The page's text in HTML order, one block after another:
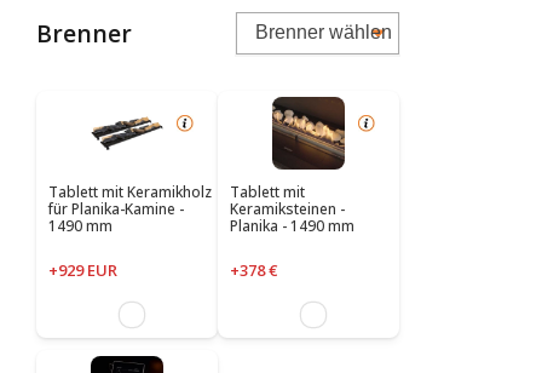
Brenner
Tablett mit Keramikholz
für Planika-Kamine -
1490 mm
+929 EUR
Tablett mit
Keramiksteinen -
Planika - 1490 mm
+378 €